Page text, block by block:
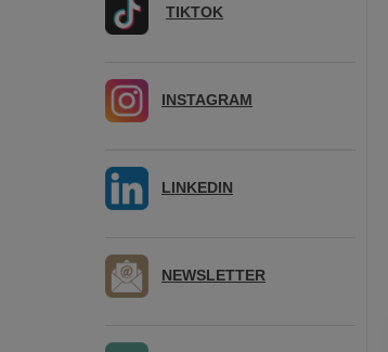
TIKTOK
INSTAGRAM
LINKEDIN
NEWSLETTER